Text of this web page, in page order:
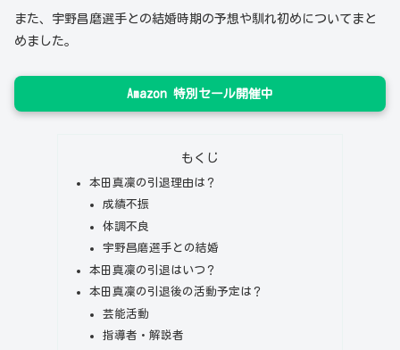
また、宇野昌磨選手との結婚時期の予想や馴れ初めについてまと
めました。
Amazon 特別セール開催中
もくじ
本田真凜の引退理由は？
成績不振
体調不良
宇野昌磨選手との結婚
本田真凜の引退はいつ？
本田真凜の引退後の活動予定は？
芸能活動
指導者・解説者